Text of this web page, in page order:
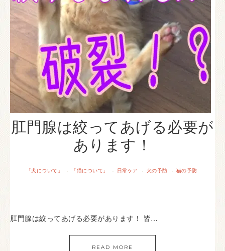
肛門腺は絞ってあげる必要が
あります！
「犬について」 · 「猫について」 · 日常ケア · 犬の予防 · 猫の予防
肛門腺は絞ってあげる必要があります！ 皆…
READ MORE